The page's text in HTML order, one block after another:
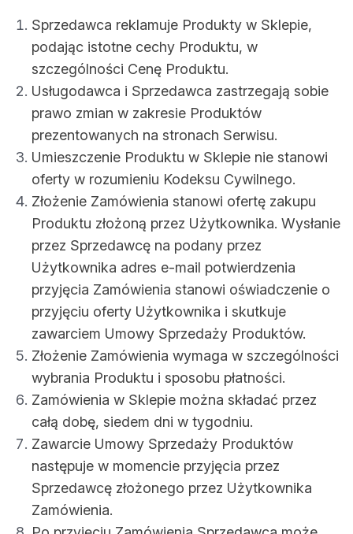
Sprzedawca reklamuje Produkty w Sklepie,
podając istotne cechy Produktu, w
szczególności Cenę Produktu.
Usługodawca i Sprzedawca zastrzegają sobie
prawo zmian w zakresie Produktów
prezentowanych na stronach Serwisu.
Umieszczenie Produktu w Sklepie nie stanowi
oferty w rozumieniu Kodeksu Cywilnego.
Złożenie Zamówienia stanowi ofertę zakupu
Produktu złożoną przez Użytkownika. Wysłanie
przez Sprzedawcę na podany przez
Użytkownika adres e-mail potwierdzenia
przyjęcia Zamówienia stanowi oświadczenie o
przyjęciu oferty Użytkownika i skutkuje
zawarciem Umowy Sprzedaży Produktów.
Złożenie Zamówienia wymaga w szczególności
wybrania Produktu i sposobu płatności.
Zamówienia w Sklepie można składać przez
całą dobę, siedem dni w tygodniu.
Zawarcie Umowy Sprzedaży Produktów
następuje w momencie przyjęcia przez
Sprzedawcę złożonego przez Użytkownika
Zamówienia.